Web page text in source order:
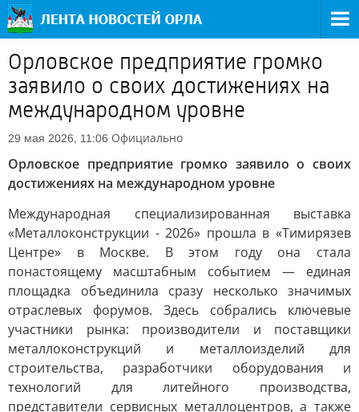
Орловское предприятие громко
заявило о своих достижениях на
международном уровне
29 мая 2026, 11:06 Официально
Орловское предприятие громко заявило о своих
достижениях на международном уровне
Международная специализированная выставка
«Металлоконструкции - 2026» прошла в «Тимирязев
Центре» в Москве. В этом году она стала
понастоящему масштабным событием — единая
площадка объединила сразу несколько значимых
отраслевых форумов. Здесь собрались ключевые
участники рынка: производители и поставщики
металлоконструкций и металлоизделий для
строительства, разработчики оборудования и
технологий для литейного производства,
представители сервисных металлоцентров, а также